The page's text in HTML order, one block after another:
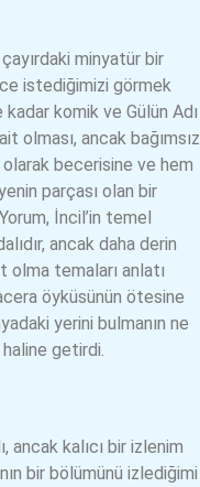
çayırdaki minyatür bir
istediğimizi görmek
komik ve Gülün Adı
olması, ancak bağımsız
olarak becerisine ve hem
parçası olan bir
İncil’in temel
ancak daha derin
olma temaları anlatı
öyküsünün ötesine
yerini bulmanın ne
getirdi.
ancak kalıcı bir izlenim
bir bölümünü izlediğimi